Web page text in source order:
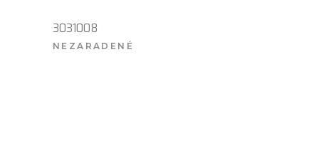
3031008
NEZARADENÉ